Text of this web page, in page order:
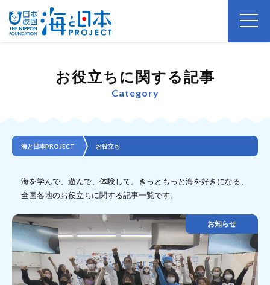
お役立ちに関する記事
Category
海と日本PROJECT お役立ち
海を学んで、遊んで、体験して。きっともっと海を好きになる、
全国各地のお役立ちに関する記事一覧です。
お知らせ